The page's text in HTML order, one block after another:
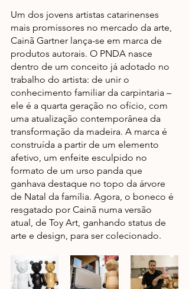
Um dos jovens artistas catarinenses
mais promissores no mercado da arte,
Cainã Gartner lança-se em marca de
produtos autorais. O PNDA nasce
dentro de um conceito já adotado no
trabalho do artista: de unir o
conhecimento familiar da carpintaria –
ele é a quarta geração no ofício, com
uma atualização contemporânea da
transformação da madeira. A marca é
construída a partir de um elemento
afetivo, um enfeite esculpido no
formato de um urso panda que
ganhava destaque no topo da árvore
de Natal da família. Agora, o boneco é
resgatado por Cainã numa versão
atual, de Toy Art, ganhando status de
arte e design, para ser colecionado.